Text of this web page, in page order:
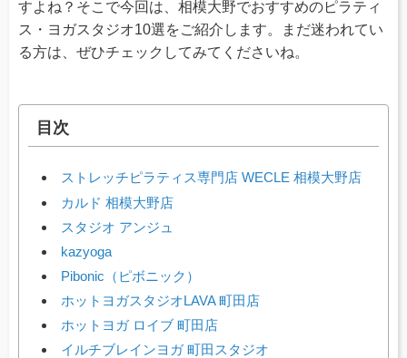
すよね？そこで今回は、相模大野でおすすめのピラティ
ス・ヨガスタジオ10選をご紹介します。まだ迷われてい
る方は、ぜひチェックしてみてくださいね。
目次
ストレッチピラティス専門店 WECLE 相模大野店
カルド 相模大野店
スタジオ アンジュ
kazyoga
Pibonic（ピボニック）
ホットヨガスタジオLAVA 町田店
ホットヨガ ロイブ 町田店
イルチブレインヨガ 町田スタジオ